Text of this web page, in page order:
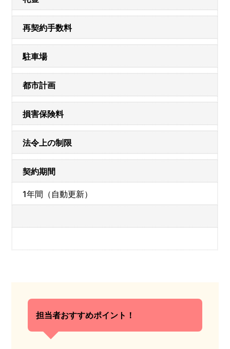
再契約手数料
駐車場
都市計画
損害保険料
法令上の制限
契約期間
1年間（自動更新）
担当者おすすめポイント！